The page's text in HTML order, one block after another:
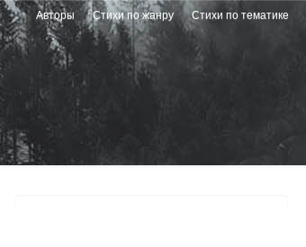
Перейти
к
основному
содержанию
Авторы Стихи по жанру Стихи по тематике